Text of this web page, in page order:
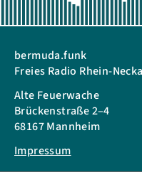
bermuda.funk
Freies Radio Rhein-
Alte Feuerwache
Brückenstraße 2–4
68167 Mannheim
Impressum